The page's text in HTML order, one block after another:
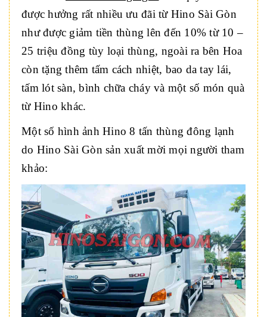
được hưởng rất nhiều ưu đãi từ Hino Sài Gòn
như được giảm tiền thùng lên đến 10% từ 10 –
25 triệu đồng tùy loại thùng, ngoài ra bên Hoa
còn tặng thêm tấm cách nhiệt, bao da tay lái,
tấm lót sàn, bình chữa cháy và một số món quà
từ Hino khác.
Một số hình ảnh Hino 8 tấn thùng đông lạnh
do Hino Sài Gòn sản xuất mời mọi người tham
khảo: